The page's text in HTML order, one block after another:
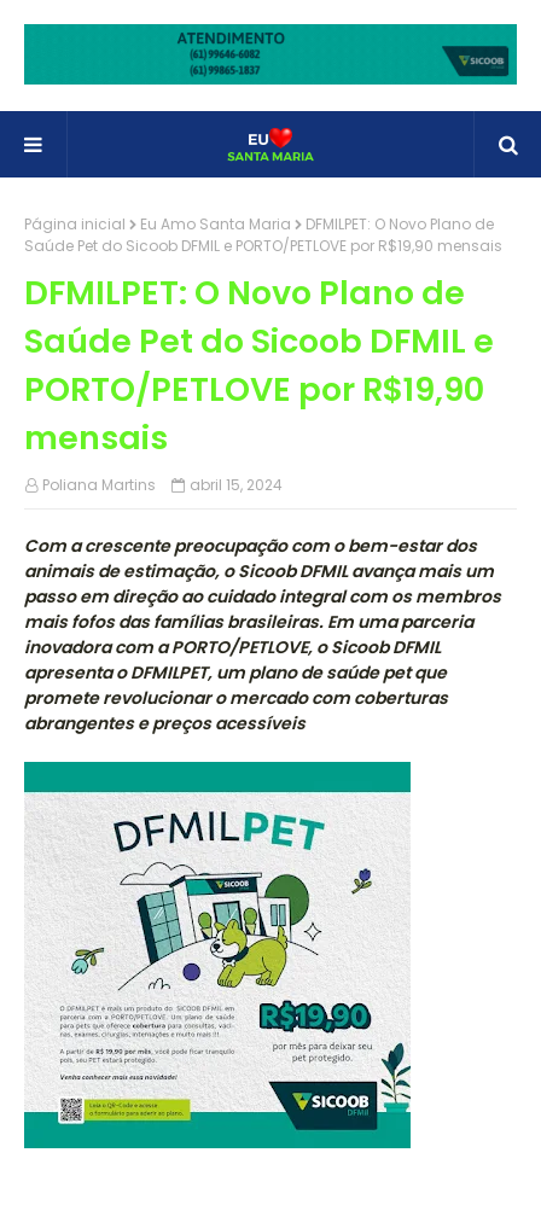
Página inicial Eu Amo Santa Maria
DFMILPET: O Novo Plano de
Saúde Pet do Sicoob DFMIL e PORTO/PETLOVE por R$19,90 mensais
DFMILPET: O Novo Plano de
Saúde Pet do Sicoob DFMIL e
PORTO/PETLOVE por R$19,90
mensais
Poliana Martins abril 15, 2024
Com a crescente preocupação com o bem-estar dos
animais de estimação, o Sicoob DFMIL avança mais um
passo em direção ao cuidado integral com os membros
mais fofos das famílias brasileiras. Em uma parceria
inovadora com a PORTO/PETLOVE, o Sicoob DFMIL
apresenta o DFMILPET, um plano de saúde pet que
promete revolucionar o mercado com coberturas
abrangentes e preços acessíveis